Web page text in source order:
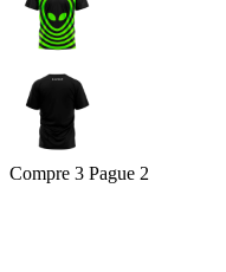
Compre 3 Pague 2